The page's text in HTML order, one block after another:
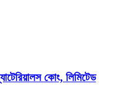
কোং, লিমিটেড